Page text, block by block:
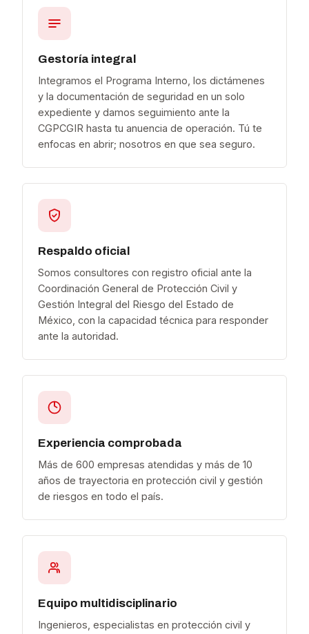
Gestoría integral
Integramos el Programa Interno, los dictámenes
y la documentación de seguridad en un solo
expediente y damos seguimiento ante la
CGPCGIR hasta tu anuencia de operación. Tú te
enfocas en abrir; nosotros en que sea seguro.
Respaldo oficial
Somos consultores con registro oficial ante la
Coordinación General de Protección Civil y
Gestión Integral del Riesgo del Estado de
México, con la capacidad técnica para responder
ante la autoridad.
Experiencia comprobada
Más de 600 empresas atendidas y más de 10
años de trayectoria en protección civil y gestión
de riesgos en todo el país.
Equipo multidisciplinario
Ingenieros, especialistas en protección civil y